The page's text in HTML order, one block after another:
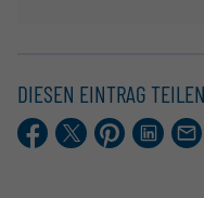
DIESEN EINTRAG TEILEN
Facebook
X.comPinterestLinkedIn
E-
Mail